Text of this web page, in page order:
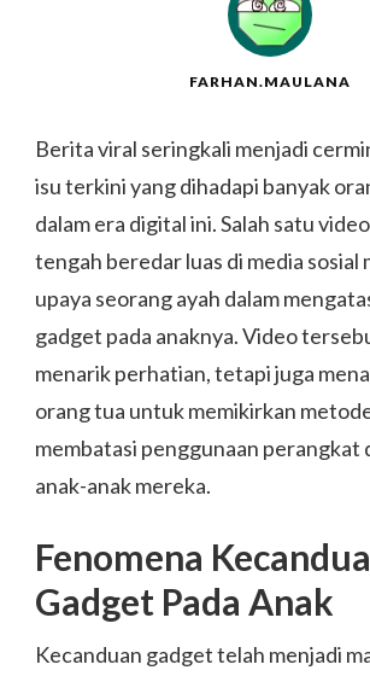
FARHAN.MAULANA
Berita viral seringkali menjadi
isu terkini yang dihadapi banyak
dalam era digital ini. Salah satu
tengah beredar luas di media sosial
upaya seorang ayah dalam
gadget pada anaknya. Video
menarik perhatian, tetapi juga
orang tua untuk memikirkan
membatasi penggunaan perangkat
anak-anak mereka.
Fenomena
Gadget Pada Anak
Kecanduan gadget telah menjadi